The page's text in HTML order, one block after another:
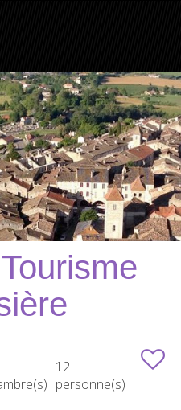
12
personne(s)